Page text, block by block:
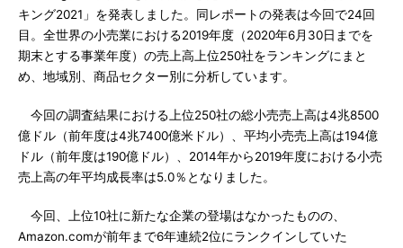
キング2021」を発表しました。同レポートの発表は今回で24回
目。全世界の小売業における2019年度（2020年6月30日までを
期末とする事業年度）の売上高上位250社をランキングにまと
め、地域別、商品セクター別に分析しています。
今回の調査結果における上位250社の総小売売上高は4兆8500
億ドル（前年度は4兆7400億米ドル）、平均小売売上高は194億
ドル（前年度は190億ドル）、2014年から2019年度における小売
売上高の年平均成長率は5.0％となりました。
今回、上位10社に新たな企業の登場はなかったものの、
Amazon.comが前年まで6年連続2位にランクインしていた